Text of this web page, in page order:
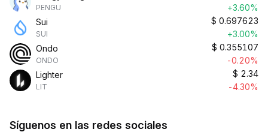
PENGU
+3.60%
Sui
SUI
$ 0.697623
+3.00%
Ondo
ONDO
$ 0.355107
-0.20%
Lighter
LIT
$ 2.34
-4.30%
Síguenos en las redes sociales